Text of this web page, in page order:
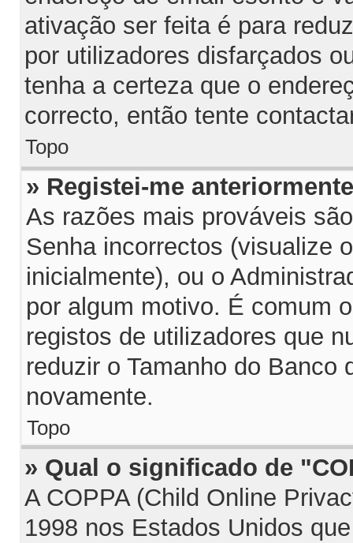
ativação ser feita é para
por utilizadores disfarçados
tenha a certeza que o
correcto, então tente
Topo
» Registei-me
As razões mais prováveis
Senha incorrectos (visualize
inicialmente), ou o
por algum motivo. É comum
registos de utilizadores que
reduzir o Tamanho do Banco
novamente.
Topo
» Qual o significado de
A COPPA (Child Online
1998 nos Estados Unidos